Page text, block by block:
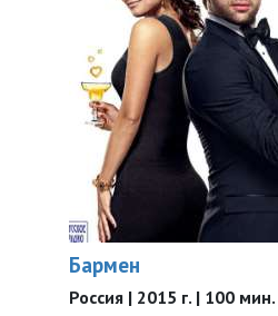
Бармен
Россия | 2015 г. | 100